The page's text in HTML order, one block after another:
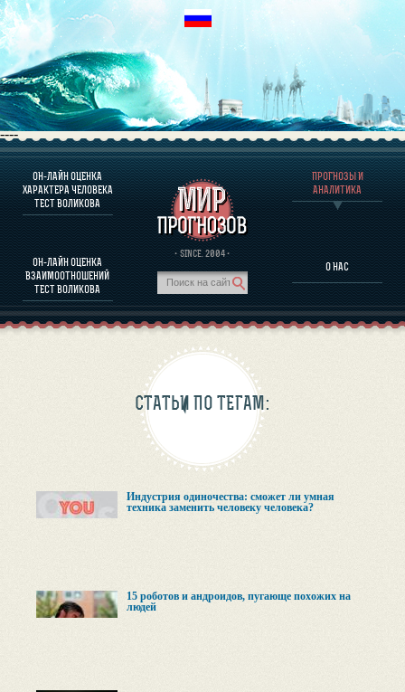
----
ОН-ЛАЙН ОЦЕНКА
ХАРАКТЕРА ЧЕЛОВЕКА
ТЕСТ ВОЛИКОВА
ОН-ЛАЙН ОЦЕНКА
ВЗАИМООТНОШЕНИЙ
ТЕСТ ВОЛИКОВА
· SINCE. 2004 ·
ПРОГНОЗЫ И
АНАЛИТИКА
О НАС
О ПРОГРАММЕ
ОЦЕНКА ХАРАКТЕРA ЧЕЛОВЕКА
ОЦЕНКА ХАРАКТЕРА ВЫДАЮЩИХСЯ ЛИЧНОСТЕЙ
О ПРОГРАММЕ
ПРОГНОЗЫ И АНАЛИТИКА
СТАТЬИ ПО ТЕГАМ:
Индустрия одиночества: сможет ли умная
техника заменить человеку человека?
15 роботов и андроидов, пугающе похожих на
людей